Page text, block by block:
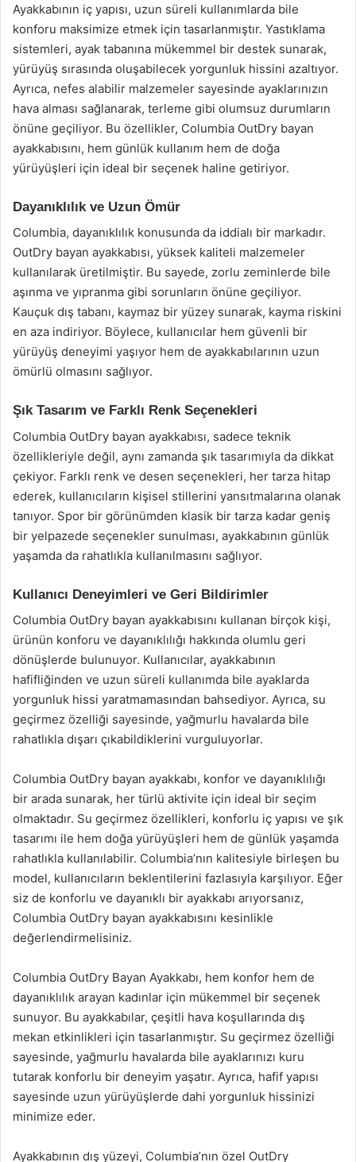
Ayakkabının iç yapısı, uzun süreli kullanımlarda bile
konforu maksimize etmek için tasarlanmıştır. Yastıklama
sistemleri, ayak tabanına mükemmel bir destek sunarak,
yürüyüş sırasında oluşabilecek yorgunluk hissini azaltıyor.
Ayrıca, nefes alabilir malzemeler sayesinde ayaklarınızın
hava alması sağlanarak, terleme gibi olumsuz durumların
önüne geçiliyor. Bu özellikler, Columbia OutDry bayan
ayakkabısını, hem günlük kullanım hem de doğa
yürüyüşleri için ideal bir seçenek haline getiriyor.
Dayanıklılık ve Uzun Ömür
Columbia, dayanıklılık konusunda da iddialı bir markadır.
OutDry bayan ayakkabısı, yüksek kaliteli malzemeler
kullanılarak üretilmiştir. Bu sayede, zorlu zeminlerde bile
aşınma ve yıpranma gibi sorunların önüne geçiliyor.
Kauçuk dış tabanı, kaymaz bir yüzey sunarak, kayma riskini
en aza indiriyor. Böylece, kullanıcılar hem güvenli bir
yürüyüş deneyimi yaşıyor hem de ayakkabılarının uzun
ömürlü olmasını sağlıyor.
Şık Tasarım ve Farklı Renk Seçenekleri
Columbia OutDry bayan ayakkabısı, sadece teknik
özellikleriyle değil, aynı zamanda şık tasarımıyla da dikkat
çekiyor. Farklı renk ve desen seçenekleri, her tarza hitap
ederek, kullanıcıların kişisel stillerini yansıtmalarına olanak
tanıyor. Spor bir görünümden klasik bir tarza kadar geniş
bir yelpazede seçenekler sunulması, ayakkabının günlük
yaşamda da rahatlıkla kullanılmasını sağlıyor.
Kullanıcı Deneyimleri ve Geri Bildirimler
Columbia OutDry bayan ayakkabısını kullanan birçok kişi,
ürünün konforu ve dayanıklılığı hakkında olumlu geri
dönüşlerde bulunuyor. Kullanıcılar, ayakkabının
hafifliğinden ve uzun süreli kullanımda bile ayaklarda
yorgunluk hissi yaratmamasından bahsediyor. Ayrıca, su
geçirmez özelliği sayesinde, yağmurlu havalarda bile
rahatlıkla dışarı çıkabildiklerini vurguluyorlar.
Columbia OutDry bayan ayakkabı, konfor ve dayanıklılığı
bir arada sunarak, her türlü aktivite için ideal bir seçim
olmaktadır. Su geçirmez özellikleri, konforlu iç yapısı ve şık
tasarımı ile hem doğa yürüyüşleri hem de günlük yaşamda
rahatlıkla kullanılabilir. Columbia’nın kalitesiyle birleşen bu
model, kullanıcıların beklentilerini fazlasıyla karşılıyor. Eğer
siz de konforlu ve dayanıklı bir ayakkabı arıyorsanız,
Columbia OutDry bayan ayakkabısını kesinlikle
değerlendirmelisiniz.
Columbia OutDry Bayan Ayakkabı, hem konfor hem de
dayanıklılık arayan kadınlar için mükemmel bir seçenek
sunuyor. Bu ayakkabılar, çeşitli hava koşullarında dış
mekan etkinlikleri için tasarlanmıştır. Su geçirmez özelliği
sayesinde, yağmurlu havalarda bile ayaklarınızı kuru
tutarak konforlu bir deneyim yaşatır. Ayrıca, hafif yapısı
sayesinde uzun yürüyüşlerde dahi yorgunluk hissinizi
minimize eder.
Ayakkabının dış yüzeyi, Columbia’nın özel OutDry